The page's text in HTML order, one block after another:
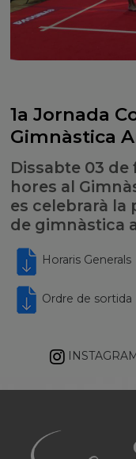
1a Jornada
Gimnàstica
Dissabte 03
hores al
es celebrarà la
de gimnàstica
Horaris Generals
Ordre de sortida